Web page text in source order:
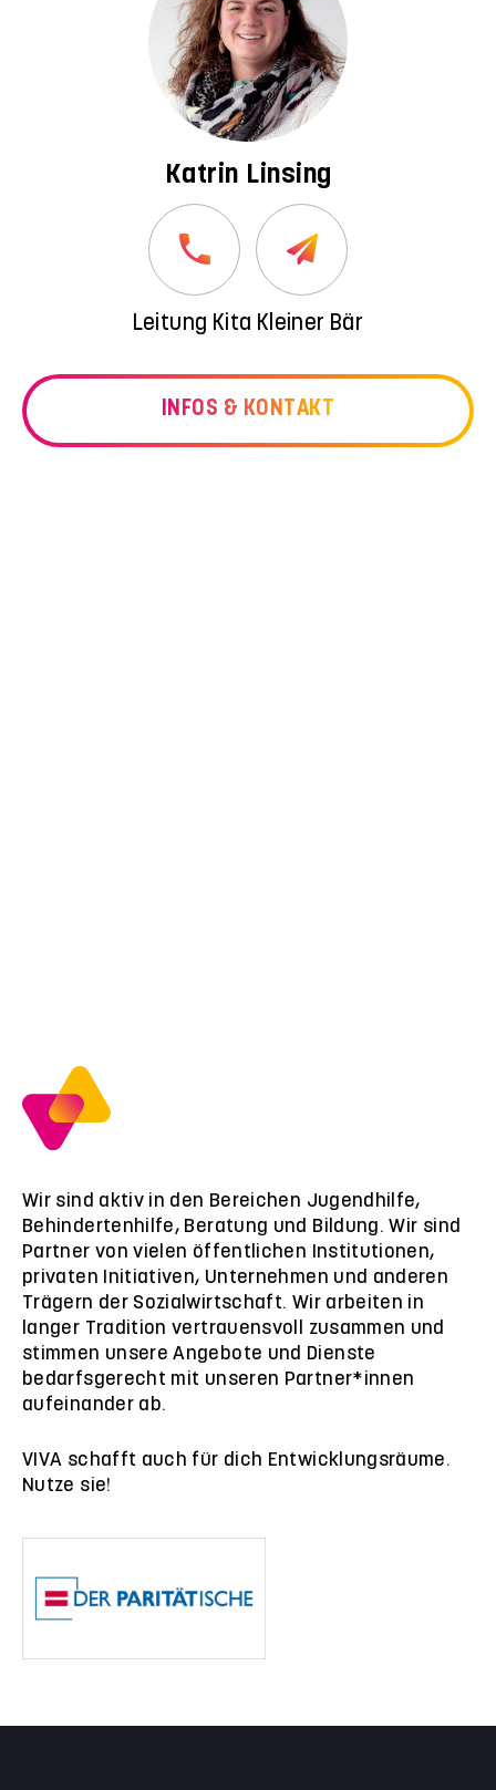
Katrin Linsing
Leitung Kita Kleiner Bär
INFOS & KONTAKT
Wir sind aktiv in den Bereichen Jugendhilfe,
Behindertenhilfe, Beratung und Bildung. Wir sind
Partner von vielen öffentlichen Institutionen,
privaten Initiativen, Unternehmen und anderen
Trägern der Sozialwirtschaft. Wir arbeiten in
langer Tradition vertrauensvoll zusammen und
stimmen unsere Angebote und Dienste
bedarfsgerecht mit unseren Partner*innen
aufeinander ab.
VIVA schafft auch für dich Entwicklungsräume.
Nutze sie!